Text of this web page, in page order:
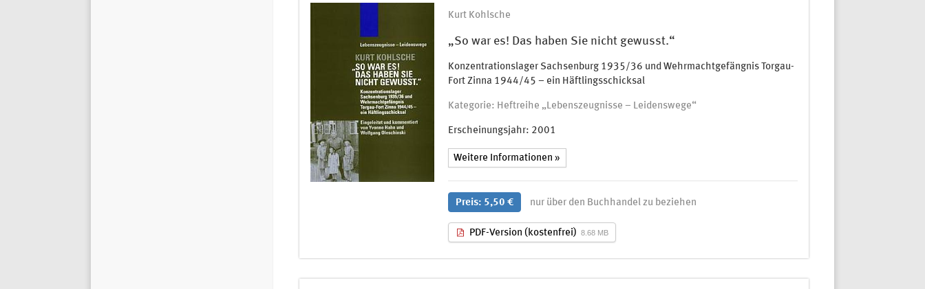
Kurt Kohlsche
„So war es! Das haben Sie nicht gewusst.“
Konzentrationslager Sachsenburg 1935/36 und Wehrmachtgefängnis Torgau-
Fort Zinna 1944/45 – ein Häftlingsschicksal
Kategorie: Heftreihe „Lebenszeugnisse – Leidenswege“
Erscheinungsjahr: 2001
Weitere Informationen »
Preis: 5,50 € nur über den Buchhandel zu beziehen
PDF-Version (kostenfrei) 8.68 MB